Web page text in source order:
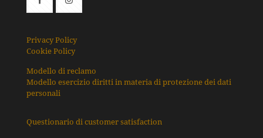
Privacy Policy
Cookie Policy
Modello di reclamo
Modello esercizio diritti in materia di protezione dei dati
personali
Questionario di customer satisfaction